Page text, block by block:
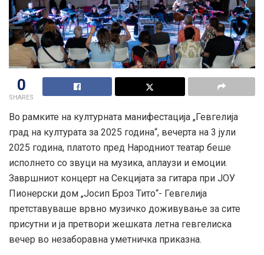
0
SHARES
Во рамките на културната манифестација „Гевгелија
град на културата за 2025 година“, вечерта на 3 јули
2025 година, платото пред Народниот театар беше
исполнето со звуци на музика, аплаузи и емоции.
Завршниот концерт на Секцијата за гитара при ЈОУ
Пионерски дом „Јосип Броз Тито“- Гевгелија
претставуваше врвно музичко доживување за сите
присутни и ја претвори жешката летна гевгелиска
вечер во незаборавна уметничка приказна.